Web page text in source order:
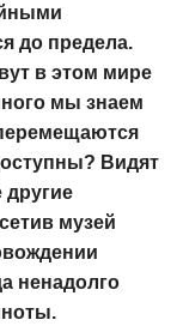
до предела.
в этом мире
мы знаем
Видят
другие
музей
ненадолго